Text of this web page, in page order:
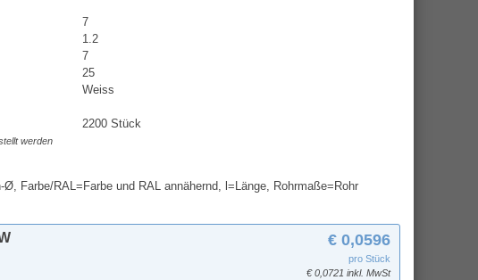
7
1.2
7
25
Weiss
2200 Stück
werden
Farbe/RAL=Farbe und RAL annähernd, l=Länge, Rohrmaße=Rohr
€ 0,0596
pro Stück
€ 0,0721 inkl. MwSt